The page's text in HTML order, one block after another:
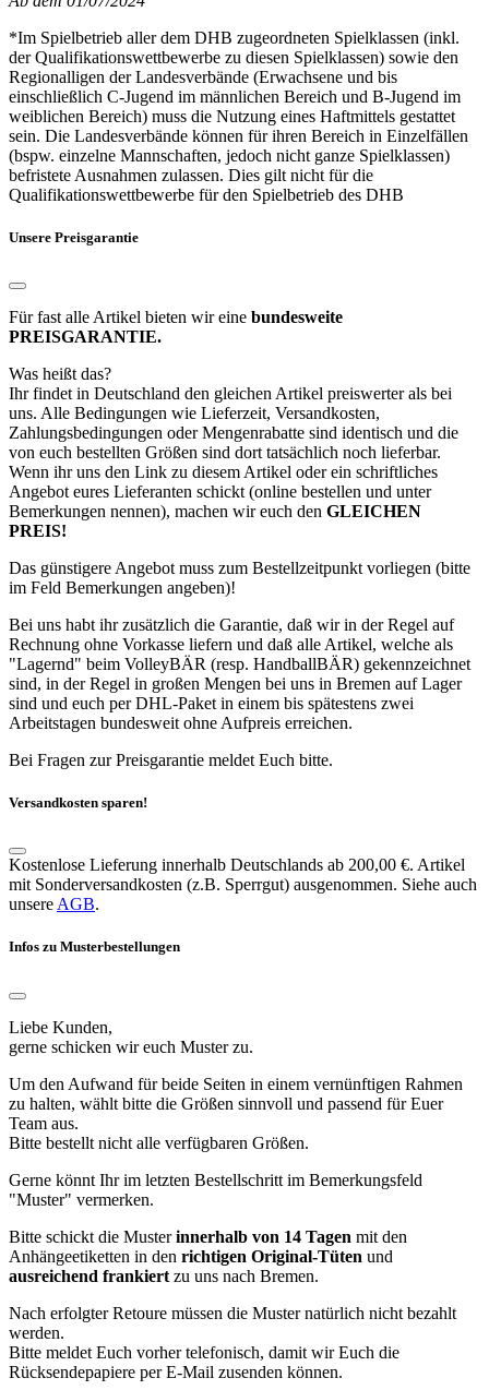
*Im Spielbetrieb aller dem DHB zugeordneten Spielklassen (inkl.
der Qualifikationswettbewerbe zu diesen Spielklassen) sowie den
Regionalligen der Landesverbände (Erwachsene und bis
einschließlich C-Jugend im männlichen Bereich und B-Jugend im
weiblichen Bereich) muss die Nutzung eines Haftmittels gestattet
sein. Die Landesverbände können für ihren Bereich in Einzelfällen
(bspw. einzelne Mannschaften, jedoch nicht ganze Spielklassen)
befristete Ausnahmen zulassen. Dies gilt nicht für die
Qualifikationswettbewerbe für den Spielbetrieb des DHB
Unsere Preisgarantie
Für fast alle Artikel bieten wir eine bundesweite
PREISGARANTIE.
Was heißt das?
Ihr findet in Deutschland den gleichen Artikel preiswerter als bei
uns. Alle Bedingungen wie Lieferzeit, Versandkosten,
Zahlungsbedingungen oder Mengenrabatte sind identisch und die
von euch bestellten Größen sind dort tatsächlich noch lieferbar.
Wenn ihr uns den Link zu diesem Artikel oder ein schriftliches
Angebot eures Lieferanten schickt (online bestellen und unter
Bemerkungen nennen), machen wir euch den GLEICHEN
PREIS!
Das günstigere Angebot muss zum Bestellzeitpunkt vorliegen (bitte
im Feld Bemerkungen angeben)!
Bei uns habt ihr zusätzlich die Garantie, daß wir in der Regel auf
Rechnung ohne Vorkasse liefern und daß alle Artikel, welche als
"Lagernd" beim VolleyBÄR (resp. HandballBÄR) gekennzeichnet
sind, in der Regel in großen Mengen bei uns in Bremen auf Lager
sind und euch per DHL-Paket in einem bis spätestens zwei
Arbeitstagen bundesweit ohne Aufpreis erreichen.
Bei Fragen zur Preisgarantie meldet Euch bitte.
Versandkosten sparen!
Kostenlose Lieferung innerhalb Deutschlands ab 200,00 €. Artikel
mit Sonderversandkosten (z.B. Sperrgut) ausgenommen. Siehe auch
unsere AGB.
Infos zu Musterbestellungen
Liebe Kunden,
gerne schicken wir euch Muster zu.
Um den Aufwand für beide Seiten in einem vernünftigen Rahmen
zu halten, wählt bitte die Größen sinnvoll und passend für Euer
Team aus.
Bitte bestellt nicht alle verfügbaren Größen.
Gerne könnt Ihr im letzten Bestellschritt im Bemerkungsfeld
"Muster" vermerken.
Bitte schickt die Musterinnerhalb von 14 Tagen mit den
Anhängeetiketten in den richtigen Original-Tüten und
ausreichend frankiert zu uns nach Bremen.
Nach erfolgter Retoure müssen die Muster natürlich nicht bezahlt
werden.
Bitte meldet Euch vorher telefonisch, damit wir Euch die
Rücksendepapiere per E-Mail zusenden können.